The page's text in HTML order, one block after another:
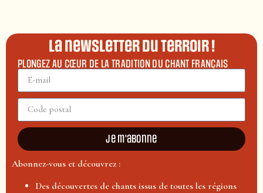
La newsletter du terroir !
PLONGEZ AU CŒUR DE LA TRADITION DU CHANT FRANÇAIS
Je m'abonne
Abonnez-vous et découvrez :
Des découvertes de chants issus de toutes les régions